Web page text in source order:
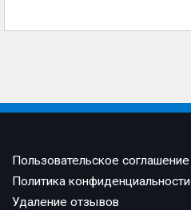
Пользовательское соглашение
Политика конфиденциальности
Удаление отзывов